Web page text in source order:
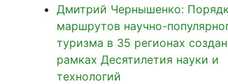
Дмитрий Чернышенко:
маршрутов научно-
туризма в 35 регионах
рамках Десятилетия науки и
технологий